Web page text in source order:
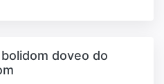
doveo do